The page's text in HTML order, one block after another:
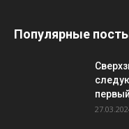
Популярные